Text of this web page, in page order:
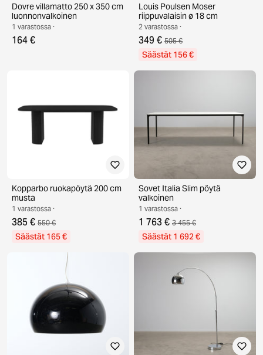
Dovre villamatto 250 x 350 cm
luonnonvalkoinen
1 varastossa ·
164 €
Louis Poulsen Moser
riippuvalaisin ø 18 cm
2 varastossa ·
349 € 505 €
Säästät 156 €
Kopparbo ruokapöytä 200 cm
musta
1 varastossa ·
385 € 550 €
Säästät 165 €
Sovet Italia Slim pöytä
valkoinen
1 varastossa ·
1 763 € 3 455 €
Säästät 1 692 €